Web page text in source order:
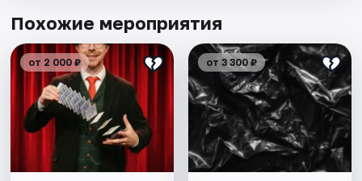
Похожие мероприятия
от 2 000 ₽ от 3 300 ₽